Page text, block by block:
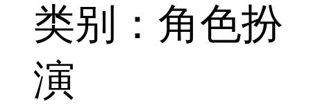
类别：角色扮
演